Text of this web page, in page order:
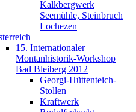
Kalkbergwerk
Seemühle, Steinbruch
Lochezen
15. Internationaler
Montanhistorik-Workshop
Bad Bleiberg 2012
Georgi-Hüttenteich-
Stollen
Kraftwerk